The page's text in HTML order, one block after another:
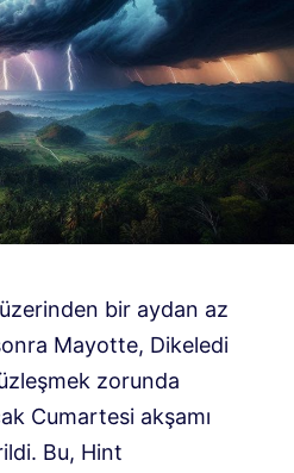
üzerinden bir aydan az
Mayotte, Dikeledi
zorunda
Cumartesi akşamı
Bu, Hint